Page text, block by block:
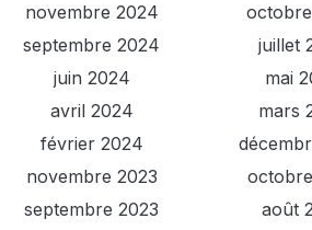
novembre 2024
septembre 2024
juillet
juin 2024
mai
avril 2024
mars
février 2024
novembre 2023
septembre 2023
août